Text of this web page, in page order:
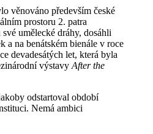
věnováno především české
prostoru 2. patra
umělecké dráhy, dosáhli
a na benátském bienále v roce
devadesátých let, která byla
výstavy After the
odstartoval období
Nemá ambici